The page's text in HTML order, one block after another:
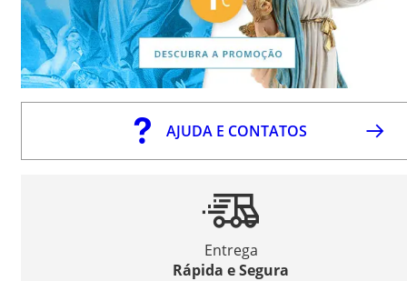
AJUDA E CONTATOS
Entrega
Rápida e Segura